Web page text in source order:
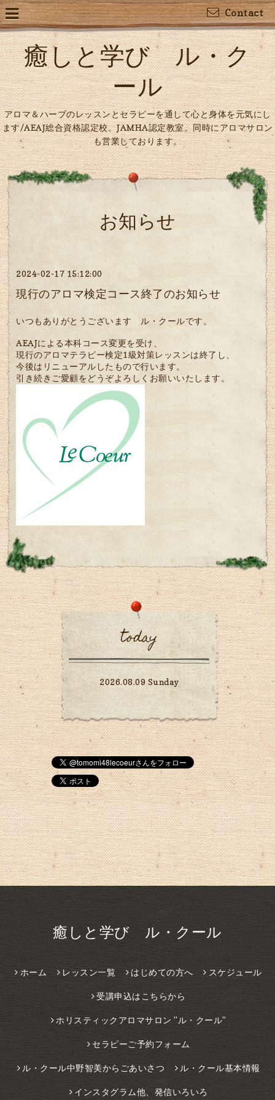
Contact
癒しと学び ル・ク
ール
アロマ＆ハーブのレッスンとセラピーを通して心と身体を元気にし
ます/AEAJ総合資格認定校。JAMHA認定教室。同時にアロマサロン
も営業しております。
お知らせ
2024-02-17 15:12:00
現行のアロマ検定コース終了のお知らせ
いつもありがとうございます ル・クールです。
AEAJによる本科コース変更を受け、
現行のアロマテラピー検定1級対策レッスンは終了し、
今後はリニューアルしたもので行います。
引き続きご愛顧をどうぞよろしくお願いいたします。
today
2026.08.09 Sunday
癒しと学び ル・クール
ホーム レッスン一覧 はじめての方へ スケジュール
受講申込はこちらから
ホリスティックアロマサロン ”ル・クール”
セラピーご予約フォーム
ル・クール中野智美からごあいさつ ル・クール基本情報
インスタグラム他、発信いろいろ